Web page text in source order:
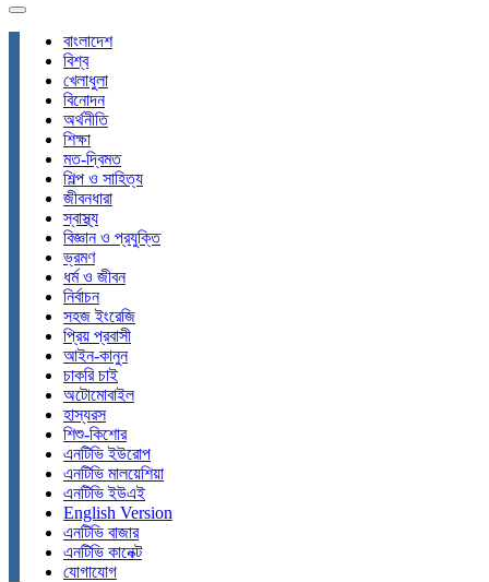
বাংলাদেশ
বিশ্ব
খেলাধুলা
বিনোদন
অর্থনীতি
শিক্ষা
মত-দ্বিমত
শিল্প ও সাহিত্য
জীবনধারা
স্বাস্থ্য
বিজ্ঞান ও প্রযুক্তি
ভ্রমণ
ধর্ম ও জীবন
নির্বাচন
সহজ ইংরেজি
প্রিয় প্রবাসী
আইন-কানুন
চাকরি চাই
অটোমোবাইল
হাস্যরস
শিশু-কিশোর
এনটিভি ইউরোপ
এনটিভি মালয়েশিয়া
এনটিভি ইউএই
English Version
এনটিভি বাজার
এনটিভি কানেক্ট
যোগাযোগ